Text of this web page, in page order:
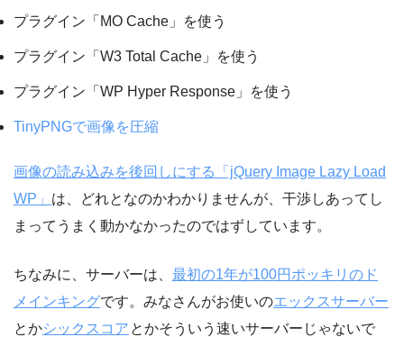
プラグイン「MO Cache」を使う
プラグイン「W3 Total Cache」を使う
プラグイン「WP Hyper Response」を使う
TinyPNGで画像を圧縮
画像の読み込みを後回しにする「jQuery Image Lazy Load
WP」 は、どれとなのかわかりませんが、干渉しあってし
まってうまく動かなかったのではずしています。
ちなみに、サーバーは、 最初の1年が100円ポッキリのド
メインキングです。みなさんがお使いのエックスサーバー
とかシックスコア とかそういう速いサーバーじゃないで